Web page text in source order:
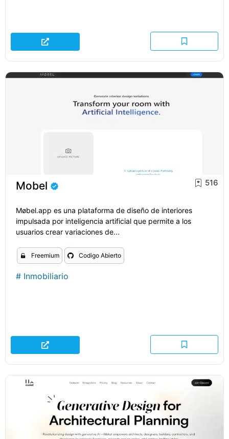
Mobel 516
Møbel.app es una plataforma de diseño de interiores
impulsada por inteligencia artificial que permite a los
usuarios crear variaciones de...
Freemium Codigo Abierto
# Inmobiliario